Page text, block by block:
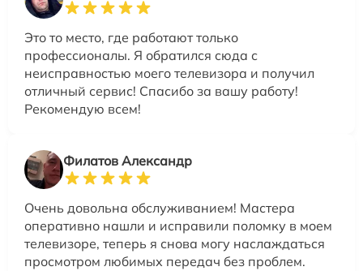
Это то место, где работают только
профессионалы. Я обратился сюда с
неисправностью моего телевизора и получил
отличный сервис! Спасибо за вашу работу!
Рекомендую всем!
Филатов Александр
Очень довольна обслуживанием! Мастера
оперативно нашли и исправили поломку в моем
телевизоре, теперь я снова могу наслаждаться
просмотром любимых передач без проблем.